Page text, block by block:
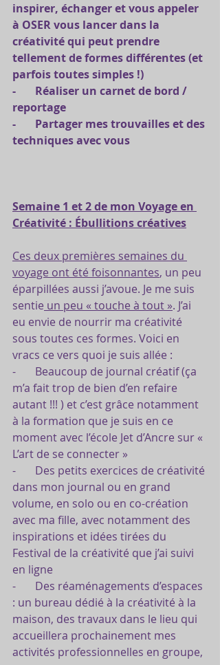
inspirer, échanger et vous appeler
à OSER vous lancer dans la
créativité qui peut prendre
tellement de formes différentes (et
parfois toutes simples !)
-       Réaliser un carnet de bord /
reportage
-       Partager mes trouvailles et des
techniques avec vous
Semaine 1 et 2 de mon Voyage en
Créativité : Ébullitions créatives
Ces deux premières semaines du
voyage ont été foisonnantes, un peu
éparpillées aussi j’avoue. Je me suis
sentie un peu « touche à tout ». J’ai
eu envie de nourrir ma créativité
sous toutes ces formes. Voici en
vracs ce vers quoi je suis allée :
-       Beaucoup de journal créatif (ça
m’a fait trop de bien d’en refaire
autant !!! ) et c’est grâce notamment
à la formation que je suis en ce
moment avec l’école Jet d’Ancre sur «
L’art de se connecter »
-       Des petits exercices de créativité
dans mon journal ou en grand
volume, en solo ou en co-création
avec ma fille, avec notamment des
inspirations et idées tirées du
Festival de la créativité que j’ai suivi
en ligne
-       Des réaménagements d’espaces
: un bureau dédié à la créativité à la
maison, des travaux dans le lieu qui
accueillera prochainement mes
activités professionnelles en groupe,